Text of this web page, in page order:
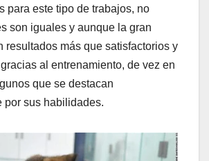
para este tipo de trabajos, no
son iguales y aunque la gran
resultados más que satisfactorios y
al entrenamiento, de vez en
que se destacan
por sus habilidades.